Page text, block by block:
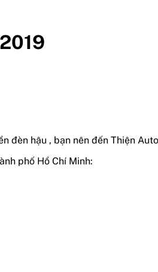
đèn hậu , bạn nên đến Thiện
phố Hồ Chí Minh: